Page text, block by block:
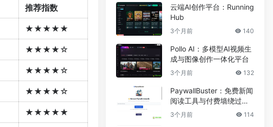
推荐指数
★★★★★
★★★★☆
★★★★☆
★★★★☆
★★★★★
云端AI创作平台：Running
Hub
3个月前 140
Pollo AI：多模型AI视频生
成与图像创作一体化平台
3个月前 132
PaywallBuster：免费新闻
阅读工具与付费墙绕过助
手
3个月前 114